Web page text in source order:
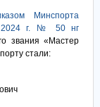
Минспорта
2024 г. № 50 нг
звания «Мастер
стали: